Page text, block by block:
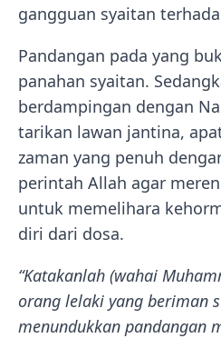
gangguan syaitan
Pandangan pada yang
panahan syaitan.
berdampingan dengan
tarikan lawan jantina,
zaman yang penuh
perintah Allah agar
untuk memelihara
diri dari dosa.
“Katakanlah (wahai
orang lelaki yang beriman
menundukkan pandangan